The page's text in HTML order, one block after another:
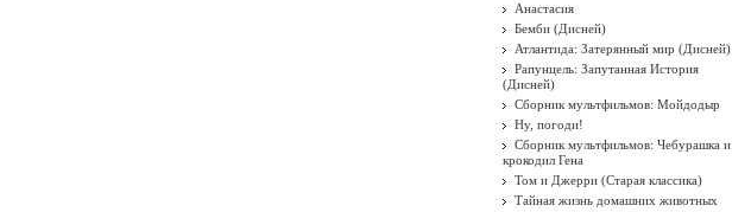
Анастасия
Бемби (Дисней)
Атлантида: Затерянный мир (Дисней)
Рапунцель: Запутанная История
(Дисней)
Сборник мультфильмов: Мойдодыр
Ну, погоди!
Сборник мультфильмов: Чебурашка и
крокодил Гена
Том и Джерри (Старая классика)
Тайная жизнь домашних животных